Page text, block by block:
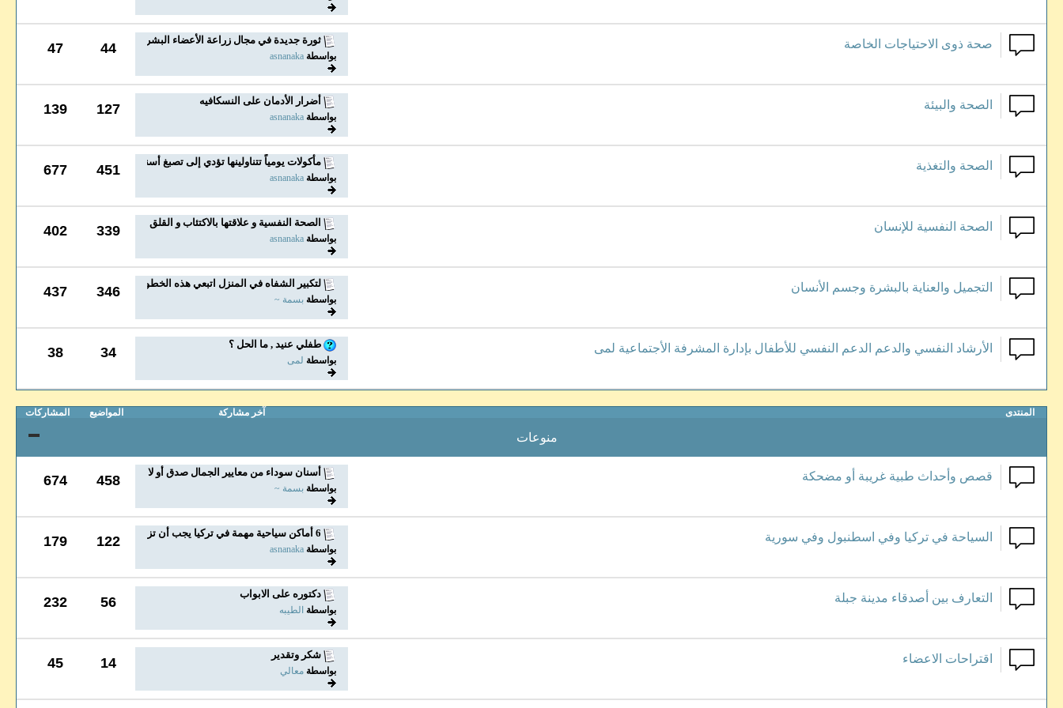
صحة ذوى الاحتياجات الخاصة ثورة جديدة في مجال زراعة الأعضاء البشرية .. طباعة...
بواسطة asnanaka
44
47
الصحة والبيئة أضرار الأدمان على النسكافيه
بواسطة asnanaka
127
139
الصحة والتغذية مأكولات يومياً تتناولينها تؤدي إلى تصبغ أسنانك
بواسطة asnanaka
451
677
الصحة النفسية للإنسان الصحة النفسية و علاقتها بالاكتئاب و القلق
بواسطة asnanaka
339
402
التجميل والعناية بالبشرة وجسم الأنسان لتكبير الشفاه في المنزل اتبعي هذه الخطوات !
بواسطة بسمة ~ 346
437
الأرشاد النفسي والدعم الدعم النفسي للأطفال بإدارة المشرفة الأجتماعية لمى طفلي عنيد , ما الحل ؟
بواسطة لمى 34
38
المنتدى آخر مشاركة المواضيع المشاركات
منوعات
قصص وأحداث طبية غريبة أو مضحكة أسنان سوداء من معايير الجمال صدق أو لا تصدق
بواسطة بسمة ~ 458
674
السياحة في تركيا وفي اسطنبول وفي سورية 6 أماكن سياحية مهمة في تركيا يجب أن تزوروها
بواسطة asnanaka
122
179
التعارف بين أصدقاء مدينة جبلة دكتوره على الابواب
بواسطة الطيبه 56
232
اقتراحات الاعضاء شكر وتقدير
بواسطة معالي 14
45